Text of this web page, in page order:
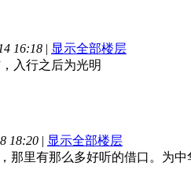
16:18 | 显示全部楼层
入行之后为光明
18:20 | 显示全部楼层
那里有那么多好听的借口。为